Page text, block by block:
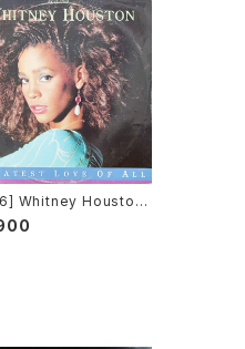
Whitney Houston
Love Of All [A